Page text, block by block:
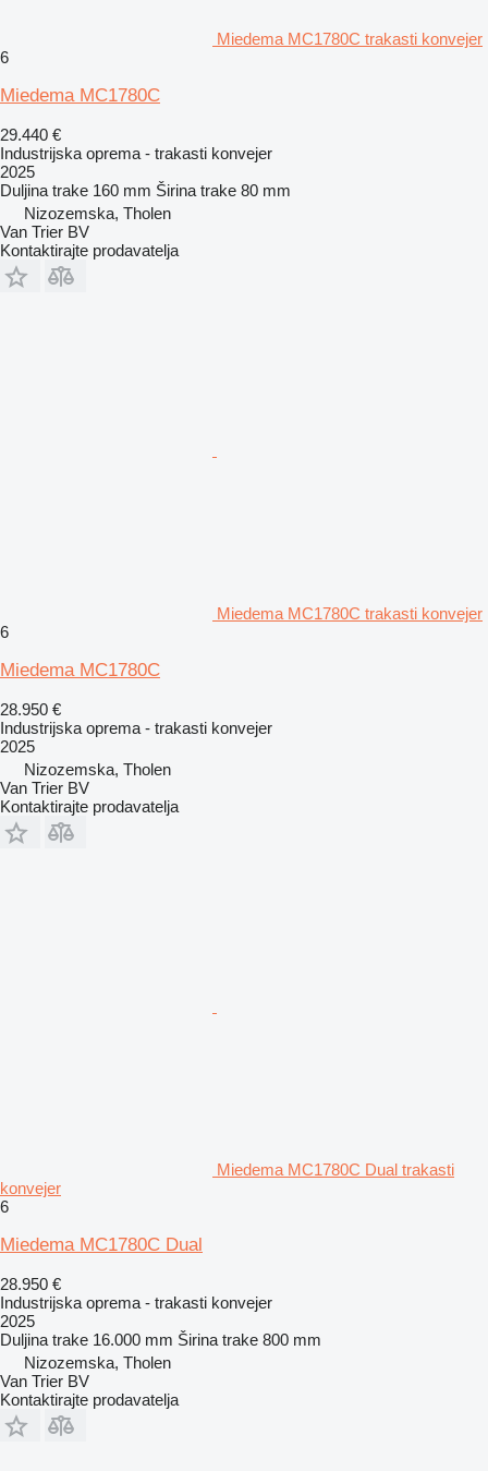
Miedema MC1780C trakasti konvejer
6
Miedema MC1780C
29.440 €
Industrijska oprema - trakasti konvejer
2025
Duljina trake 160 mm Širina trake 80 mm
Nizozemska, Tholen
Van Trier BV
Kontaktirajte prodavatelja
Miedema MC1780C trakasti konvejer
6
Miedema MC1780C
28.950 €
Industrijska oprema - trakasti konvejer
2025
Nizozemska, Tholen
Van Trier BV
Kontaktirajte prodavatelja
Miedema MC1780C Dual trakasti
konvejer
6
Miedema MC1780C Dual
28.950 €
Industrijska oprema - trakasti konvejer
2025
Duljina trake 16.000 mm Širina trake 800 mm
Nizozemska, Tholen
Van Trier BV
Kontaktirajte prodavatelja